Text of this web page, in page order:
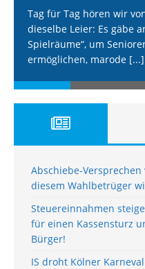
Tag für Tag hören wir
dieselbe Leier: Es gäbe
Spielräume“, um
ermöglichen, marode [...]
Abschiebe-
diesem Wahlbetrüger
Steuereinnahmen
für einen Kassensturz
Bürger!
IS droht Kölner